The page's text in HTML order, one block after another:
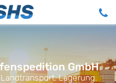
GmbH
Lagerung.